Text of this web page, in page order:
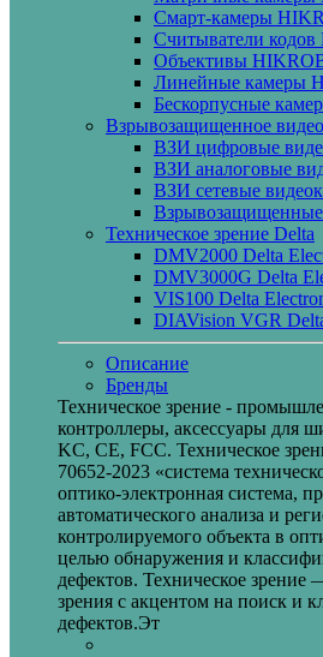
Смарт-камеры
Считыватели
Объективы
Линейные камеры
Бескорпусные
Взрывозащищенное
ВЗИ цифровые
ВЗИ аналоговые
ВЗИ сетевые
Техническое зрение Delta
DMV2000 Delta
DMV3000G Delta
VIS100 Delta
DIAVision VGR
Описание
Бренды
Техническое зрение -
контроллеры, аксессуары для
KC, CE, FCC. Техническое
70652-2023 «система
оптико-электронная система,
автоматического анализа и
контролируемого объекта в
целью обнаружения и
дефектов. Техническое
зрения с акцентом на поиск и
дефектов.Эт